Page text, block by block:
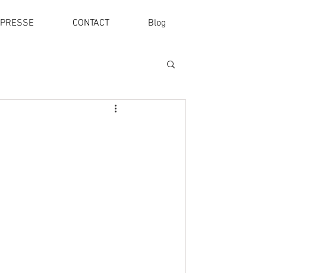
PRESSE CONTACT Blog